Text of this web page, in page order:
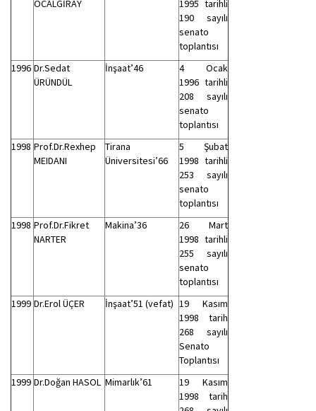
ÖCALGİRAY
1995 tarihli
190 sayılı
senato
toplantısı
1996 Dr.Sedat
ÜRÜNDÜL
İnşaat’46
4 Ocak
1996 tarihli
208 sayılı
senato
toplantısı
1998 Prof.Dr.Rexhep
MEIDANI
Tirana
Üniversitesi’66
5 Şubat
1998 tarihli
253 sayılı
senato
toplantısı
1998 Prof.Dr.Fikret
NARTER
Makina’36
26 Mart
1998 tarihli
255 sayılı
senato
toplantısı
1999 Dr.Erol ÜÇER İnşaat’51 (vefat) 19 Kasım
1998 tarih
268 sayılı
Senato
Toplantısı
1999 Dr.Doğan HASOL Mimarlık’61
19 Kasım
1998 tarih